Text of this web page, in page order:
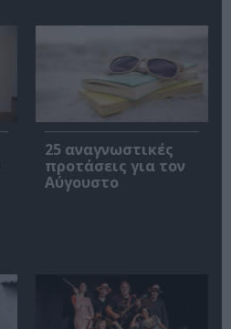
25 αναγνωστικές
προτάσεις για τον
Αύγουστο